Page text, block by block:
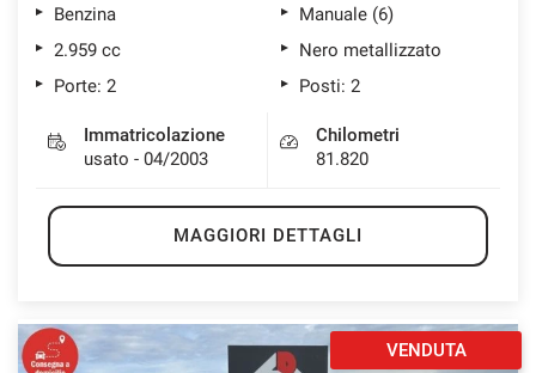
Benzina
Manuale (6)
2.959 cc
Nero metallizzato
Porte: 2
Posti: 2
Immatricolazione
usato - 04/2003
Chilometri
81.820
MAGGIORI DETTAGLI
VENDUTA